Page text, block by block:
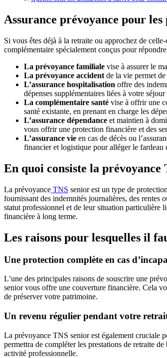
Assurance prévoyance pour les
Si vous êtes déjà à la retraite ou approchez de
complémentaire spécialement conçus pour
La prévoyance familiale vise à assurer le
La prévoyance accident de la vie permet
L’assurance hospitalisation offre des
dépenses supplémentaires liées à votre
La complémentaire santé vise à offrir une
santé existante, en prenant en charge les
L’assurance dépendance et maintien à
vous offrir une protection financière et des
L’assurance vie en cas de décès ou
financier et logistique pour alléger le fardeau
En quoi consiste la prévoyance
La prévoyance TNS senior est un type de
fournissant des indemnités journalières, des rentes
statut professionnel et de leur situation particulière
financière à long terme.
Les raisons pour lesquelles il
Une protection complète en cas
L’une des principales raisons de souscrire une
senior vous offre une couverture financière. Cela
de préserver votre patrimoine.
Un revenu régulier pendant votre
La prévoyance TNS senior est également cruciale
permettra de compléter les prestations de retraite
activité professionnelle.